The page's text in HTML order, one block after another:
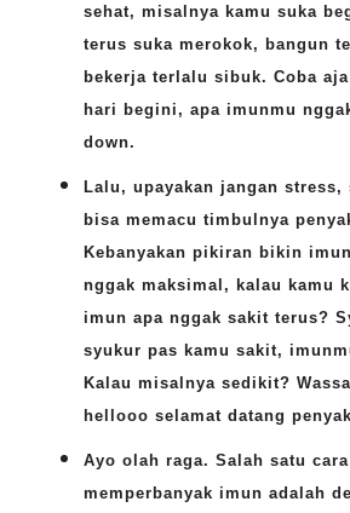
sehat, misalnya kamu suka
terus suka merokok, bangun
bekerja terlalu sibuk. Coba
hari begini, apa imunmu
down.
Lalu, upayakan jangan stress,
bisa memacu timbulnya
Kebanyakan pikiran bikin
nggak maksimal, kalau kamu
imun apa nggak sakit terus?
syukur pas kamu sakit,
Kalau misalnya sedikit?
hellooo selamat datang
Ayo olah raga. Salah satu cara
memperbanyak imun adalah